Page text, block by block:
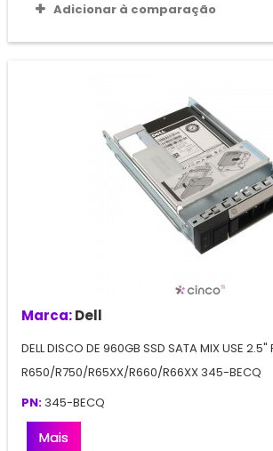
Adicionar à comparação
Marca:Dell
DELL DISCO DE 960GB SSD SATA MIX USE 2.5"
R650/R750/R65XX/R660/R66XX 345-BECQ
PN: 345-BECQ
Mais